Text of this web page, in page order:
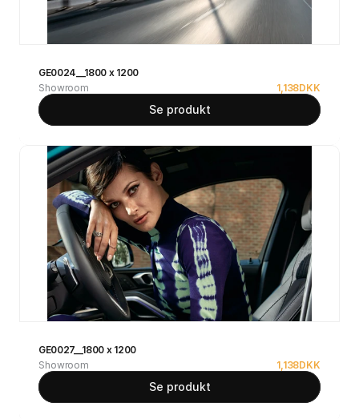
GE0024__1800 x 1200
Showroom
1,138DKK
Se produkt
GE0027__1800 x 1200
Showroom
1,138DKK
Se produkt